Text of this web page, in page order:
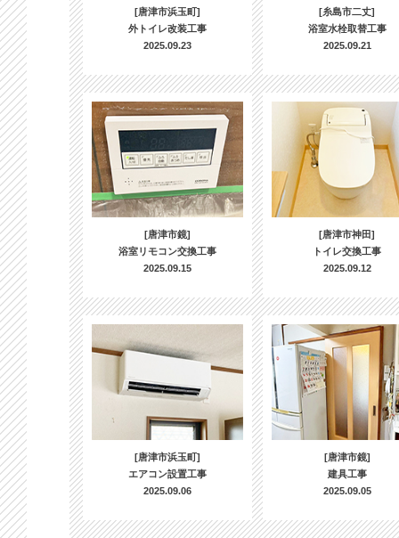
[唐津市浜玉町]
外トイレ改装工事
2025.09.23
[糸島市二丈]
浴室水栓取替工事
2025.09.21
[唐津市鏡]
浴室リモコン交換工事
2025.09.15
[唐津市神田]
トイレ交換工事
2025.09.12
[唐津市浜玉町]
エアコン設置工事
2025.09.06
[唐津市鏡]
建具工事
2025.09.05